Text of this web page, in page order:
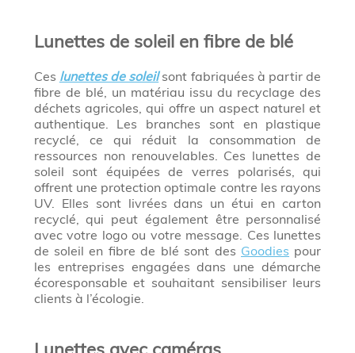
Lunettes de soleil en fibre de blé
Ces lunettes de soleilsont fabriquées à partir de
fibre de blé, un matériau issu du recyclage des
déchets agricoles, qui offre un aspect naturel et
authentique. Les branches sont en plastique
recyclé, ce qui réduit la consommation de
ressources non renouvelables. Ces lunettes de
soleil sont équipées de verres polarisés, qui
offrent une protection optimale contre les rayons
UV. Elles sont livrées dans un étui en carton
recyclé, qui peut également être personnalisé
avec votre logo ou votre message. Ces lunettes
de soleil en fibre de blé sont des Goodies pour
les entreprises engagées dans une démarche
écoresponsable et souhaitant sensibiliser leurs
clients à l’écologie.